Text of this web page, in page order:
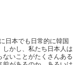
日本でも日常的に韓国
しかし、私たち日本人は
いことがたくさんある